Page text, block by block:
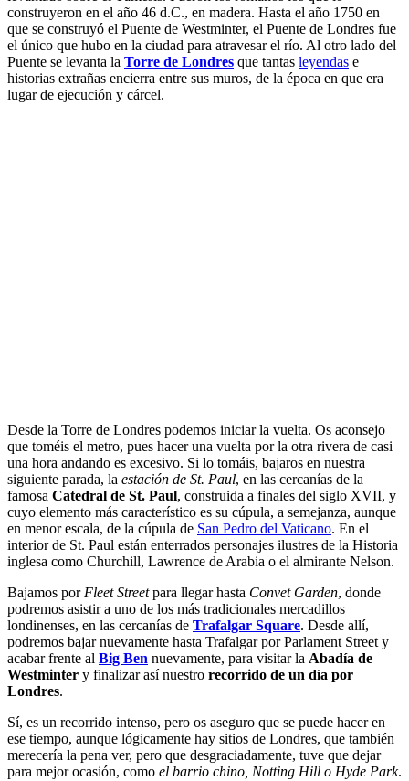
construyeron en el año 46 d.C., en madera. Hasta el año 1750 en
que se construyó el Puente de Westminter, el Puente de Londres fue
el único que hubo en la ciudad para atravesar el río. Al otro lado del
Puente se levanta la Torre de Londres que tantas leyendas e
historias extrañas encierra entre sus muros, de la época en que era
lugar de ejecución y cárcel.
Desde la Torre de Londres podemos iniciar la vuelta. Os aconsejo
que toméis el metro, pues hacer una vuelta por la otra rivera de casi
una hora andando es excesivo. Si lo tomáis, bajaros en nuestra
siguiente parada, la estación de St. Paul, en las cercanías de la
famosa Catedral de St. Paul, construida a finales del siglo XVII, y
cuyo elemento más característico es su cúpula, a semejanza, aunque
en menor escala, de la cúpula de San Pedro del Vaticano. En el
interior de St. Paul están enterrados personajes ilustres de la Historia
inglesa como Churchill, Lawrence de Arabia o el almirante Nelson.
Bajamos por Fleet Streetpara llegar hasta Convet Garden, donde
podremos asistir a uno de los más tradicionales mercadillos
londinenses, en las cercanías de Trafalgar Square. Desde allí,
podremos bajar nuevamente hasta Trafalgar por Parlament Street y
acabar frente al Big Ben nuevamente, para visitar la Abadía de
Westminter y finalizar así nuestro recorrido de un día por
Londres.
Sí, es un recorrido intenso, pero os aseguro que se puede hacer en
ese tiempo, aunque lógicamente hay sitios de Londres, que también
merecería la pena ver, pero que desgraciadamente, tuve que dejar
para mejor ocasión, como el barrio chino, Notting Hill o Hyde Park.